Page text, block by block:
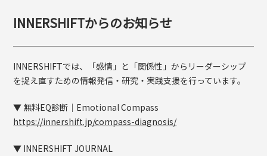
INNERSHIFTからのお知らせ
INNERSHIFTでは、「感情」と「関係性」からリーダーシップ
を捉え直すための情報発信・研究・実践支援を行っています。
▼ 無料EQ診断｜Emotional Compass
https://innershift.jp/compass-diagnosis/
▼ INNERSHIFT JOURNAL